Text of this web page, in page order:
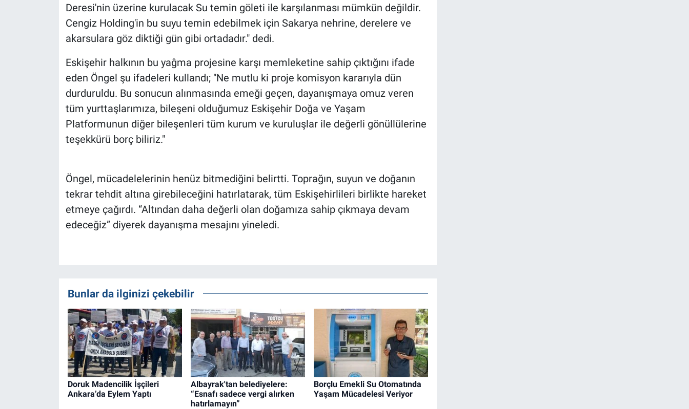
Deresi'nin üzerine kurulacak Su temin göleti ile karşılanması mümkün değildir.
Cengiz Holding'in bu suyu temin edebilmek için Sakarya nehrine, derelere ve
akarsulara göz diktiği gün gibi ortadadır." dedi.
Eskişehir halkının bu yaĝma projesine karşı memleketine sahip çıktığını ifade
eden Öngel şu ifadeleri kullandı; "Ne mutlu ki proje komisyon kararıyla dün
durduruldu. Bu sonucun alınmasında emeği geçen, dayanışmaya omuz veren
tüm yurttaşlarımıza, bileşeni olduğumuz Eskişehir Doğa ve Yaşam
Platformunun diğer bileşenleri tüm kurum ve kuruluşlar ile değerli gönüllülerine
teşekkürü borç biliriz."
Öngel, mücadelelerinin henüz bitmediğini belirtti. Toprağın, suyun ve doğanın
tekrar tehdit altına girebileceğini hatırlatarak, tüm Eskişehirlileri birlikte hareket
etmeye çağırdı. “Altından daha değerli olan doğamıza sahip çıkmaya devam
edeceğiz” diyerek dayanışma mesajını yineledi.
Bunlar da ilginizi çekebilir
Doruk Madencilik İşçileri
Ankara’da Eylem Yaptı
Albayrak'tan belediyelere:
“Esnafı sadece vergi alırken
hatırlamayın”
Borçlu Emekli Su Otomatında
Yaşam Mücadelesi Veriyor